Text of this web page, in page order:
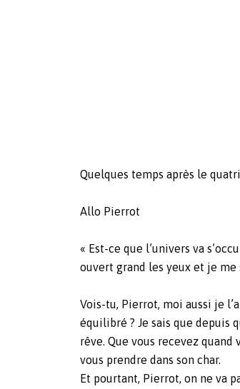
Quelques temps après le
Allo Pierrot
« Est-ce que l’univers va
ouvert grand les yeux et je me
Vois-tu, Pierrot, moi aussi je
équilibré ? Je sais que depuis
rêve. Que vous recevez
vous prendre dans son char.
Et pourtant, Pierrot, on ne va